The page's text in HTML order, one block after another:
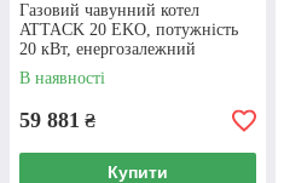
Газовий чавунний котел
ATTACK 20 EKO, потужність
20 кВт, енергозалежний
В наявності
59 881 ₴
Купити